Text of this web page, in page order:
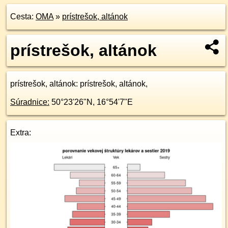
Cesta: OMA» prístrešok, altánok
prístrešok, altánok
prístrešok, altánok: prístrešok, altánok,
Súradnice: 50°23'26"N , 16°54'7"E
Extra: